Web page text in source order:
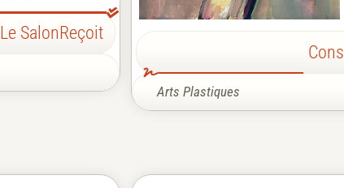
Le SalonReçoit
Arts Plastiques